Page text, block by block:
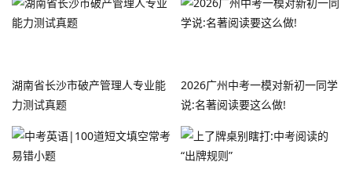
湖南省长沙市破产管理人专业能
力测试真题
2026广州中考一模对新初一同学
说:名著阅读要这么做!